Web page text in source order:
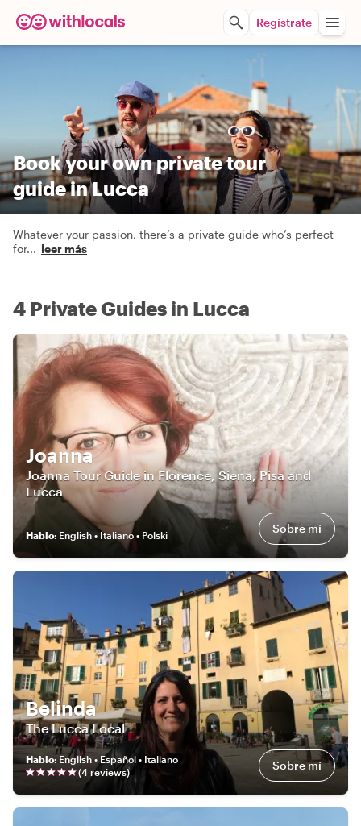
Regístrate
Book your own private tour
guide in Lucca
Whatever your passion, there’s a private guide who’s perfect
for... leer más
4 Private Guides in Lucca
Joanna
Joanna Tour Guide in Florence, Siena, Pisa and
Lucca
Hablo: English • Italiano • Polski Sobre mí
Belinda
The Lucca Local
Hablo: English • Español • Italiano
(4 reviews) Sobre mí